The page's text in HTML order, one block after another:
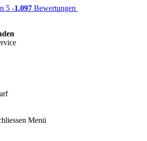
5 -1.097 Bewertungen
Menü